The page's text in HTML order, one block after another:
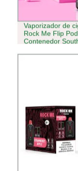
Vaporizador de
Rock Me Flip
Contenedor